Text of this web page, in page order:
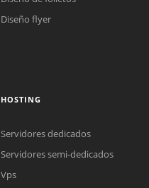
Diseño flyer
HOSTING
Servidores dedicados
Servidores semi-dedicados
Vps